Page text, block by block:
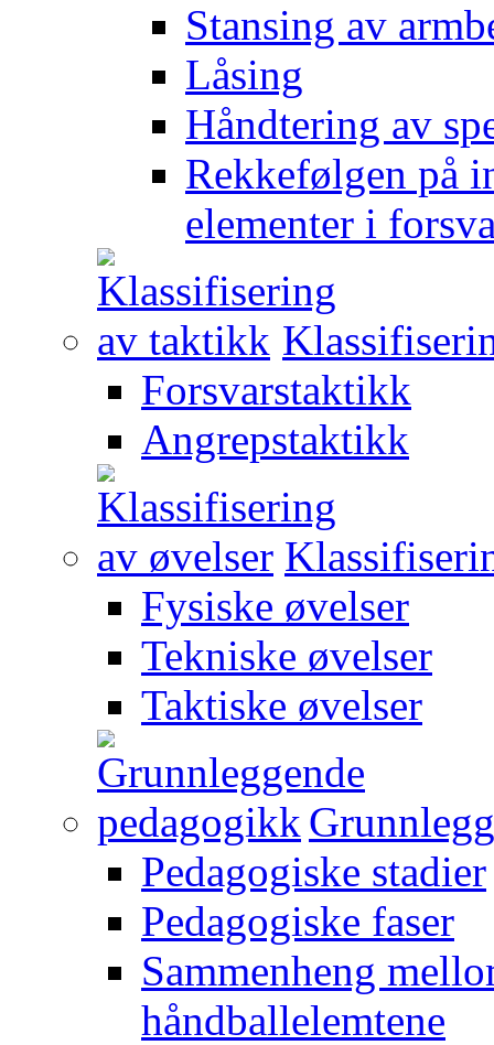
Stansing av
Låsing
Håndtering av
Rekkefølgen på
elementer i
Forsvarstaktikk
Angrepstaktikk
Fysiske øvelser
Tekniske øvelser
Taktiske øvelser
Pedagogiske stadier
Pedagogiske faser
Sammenheng
håndballelemtene